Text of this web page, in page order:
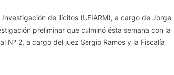
de ilícitos (UFIARM), a cargo de Jorge
preliminar que culminó ésta semana con la
Nº 2, a cargo del juez Sergio Ramos y la Fiscalía